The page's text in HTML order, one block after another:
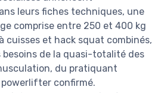
leurs fiches techniques, une
comprise entre 250 et 400 kg
cuisses et hack squat combinés,
besoins de la quasi-totalité des
du pratiquant
confirmé.